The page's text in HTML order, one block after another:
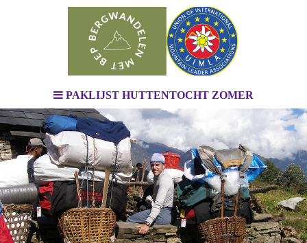
PAKLIJST HUTTENTOCHT ZOMER